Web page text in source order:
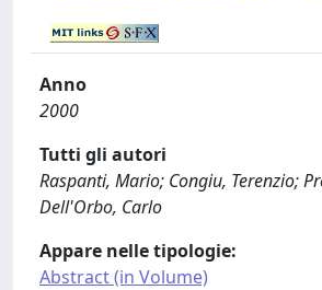
Anno
2000
Tutti gli autori
Raspanti, Mario; Congiu, Terenzio;
Dell'Orbo, Carlo
Appare nelle tipologie:
Abstract (in Volume)